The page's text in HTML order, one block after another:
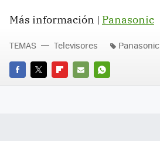
Más información | Panasonic
FACEBOOK
TWITTERFLIPBOARD
E-
WHATSAPP
TEMAS Televisores Panasonic